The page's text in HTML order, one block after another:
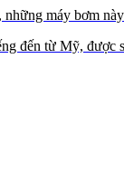
máy bơm
đến từ Mỹ,